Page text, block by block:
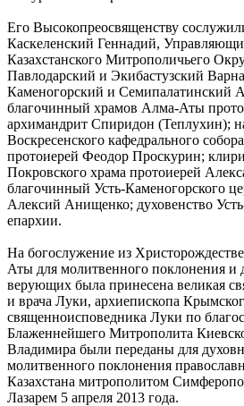
Его Высокопреосвященству
Каскеленский Геннадий,
Казахстанского Митрополичьего
Павлодарский и Экибастузский
Каменогорский и Семипалатинский
благочинный храмов Алма-Аты
архимандрит Спиридон (Теплухин);
Воскресенского кафедрального
протоиерей Феодор Проскурин;
Покровского храма протоиерей
благочинный Усть-Каменогорского
Алексий Анищенко; духовенство
епархии.
На богослужение из
Аты для молитвенного поклонения и
верующих была принесена великая
и врача Луки, архиепископа
священноисповедника Луки по
Блаженнейшего Митрополита
Владимира были переданы для
молитвенного поклонения
Казахстана митрополитом
Лазарем 5 апреля 2013 года.